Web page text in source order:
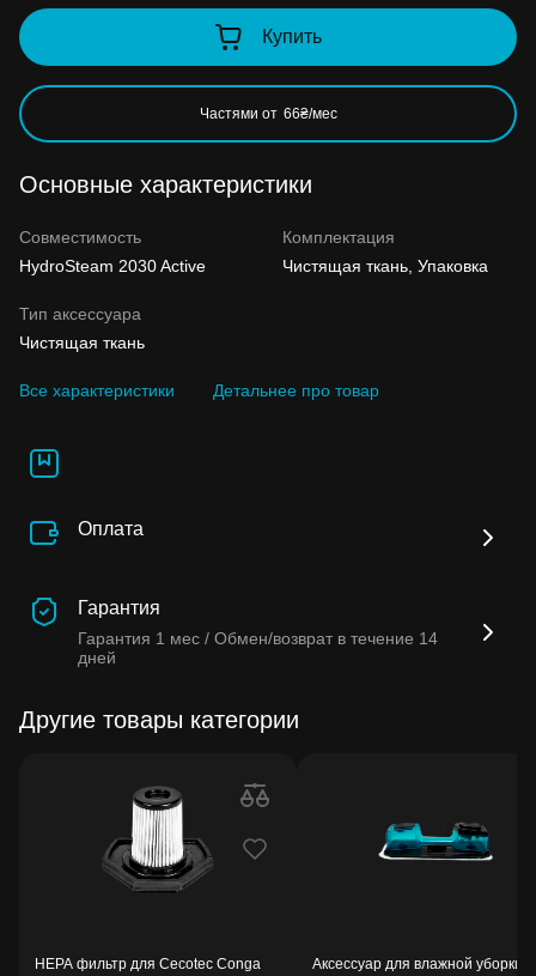
Купить
Частями от 66₴/мес
Основные характеристики
Совместимость
HydroSteam 2030 Active
Комплектация
Чистящая ткань, Упаковка
Тип аксессуара
Чистящая ткань
Все характеристики Детальнее про товар
Оплата
Гарантия
Гарантия 1 мес / Обмен/возврат в течение 14
дней
Другие товары категории
HEPA фильтр для Cecotec Conga
Аксессуар для влажной уборки